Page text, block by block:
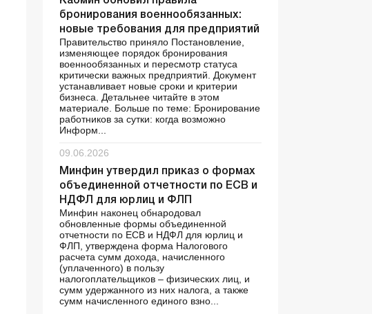
бронирования военнообязанных:
новые требования для предприятий
Правительство приняло Постановление,
изменяющее порядок бронирования
военнообязанных и пересмотр статуса
критически важных предприятий. Документ
устанавливает новые сроки и критерии
бизнеса. Детальнее читайте в этом
материале. Больше по теме: Бронирование
работников за сутки: когда возможно
Информ...
09.06.2026
Минфин утвердил приказ о формах
объединенной отчетности по ЕСВ и
НДФЛ для юрлиц и ФЛП
Минфин наконец обнародовал
обновленные формы объединенной
отчетности по ЕСВ и НДФЛ для юрлиц и
ФЛП, утверждена форма Налогового
расчета сумм дохода, начисленного
(уплаченного) в пользу
налогоплательщиков – физических лиц, и
сумм удержанного из них налога, а также
сумм начисленного единого взно...